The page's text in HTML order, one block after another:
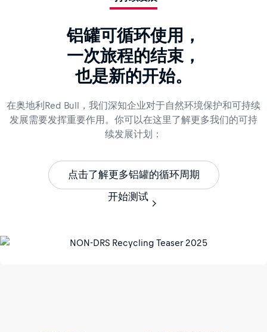
铝罐可循环使用，
一次旅程的结束，
也是新的开始。
在奥地利Red Bull，我们深知企业对于自然环境保护和可持续
发展需要发挥重要作用。你可以在这里了解更多我们的可持
续发展计划：
点击了解更多铝罐的循环周期
开始测试